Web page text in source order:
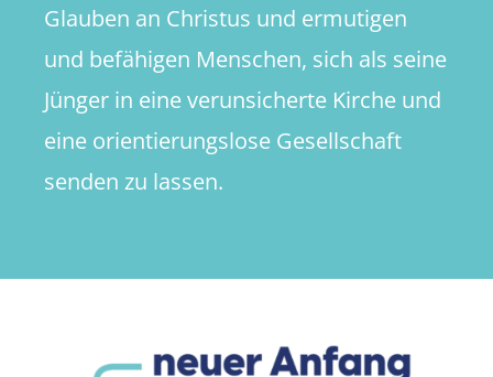
Glauben an Christus und ermutigen
und befähigen Menschen, sich als seine
Jünger in eine verunsicherte Kirche und
eine orientierungslose Gesellschaft
senden zu lassen.